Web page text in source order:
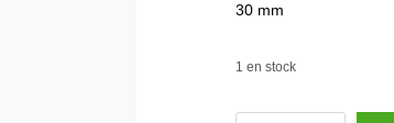
30 mm
1 en stock